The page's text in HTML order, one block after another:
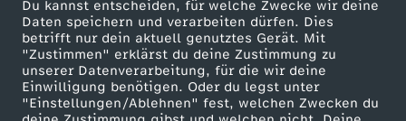
Du kannst entscheiden, für welche Zwecke wir deine
Daten speichern und verarbeiten dürfen. Dies
betrifft nur dein aktuell genutztes Gerät. Mit
"Zustimmen" erklärst du deine Zustimmung zu
unserer Datenverarbeitung, für die wir deine
Einwilligung benötigen. Oder du legst unter
"Einstellungen/Ablehnen" fest, welchen Zwecken du
ü
r
ZDF goes Schule
Werbefernsehen
Mainzelmännchen